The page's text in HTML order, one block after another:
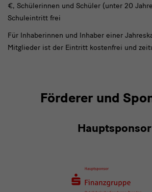
€, Schülerinnen und Schüler (unter 20
Schuleintritt frei
Für Inhaberinnen und Inhaber einer
Mitglieder ist der Eintritt kostenfrei und
Förderer und
Hauptsponsor